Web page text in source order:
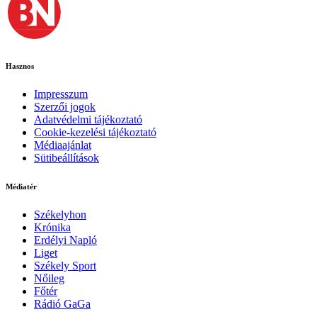
Hasznos
Impresszum
Szerzői jogok
Adatvédelmi tájékoztató
Cookie-kezelési tájékoztató
Médiaajánlat
Sütibeállítások
Médiatér
Székelyhon
Krónika
Erdélyi Napló
Liget
Székely Sport
Nőileg
Főtér
Rádió GaGa